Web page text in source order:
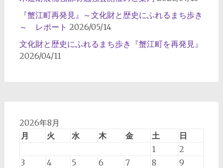
『蟹江町再発見』～文化財と歴史にふれるまち歩き
～ レポート 2026/05/14
文化財と歴史にふれるまち歩き『蟹江町を再発見』
2026/04/11
2026年8月
月
火 水 木 金 土
日
1
2
3
4 5 6 7 8
9